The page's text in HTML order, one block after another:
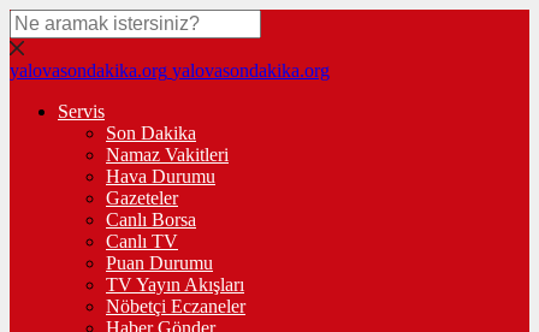
yalovasondakika.org yalovasondakika.org
Servis
Son Dakika
Namaz Vakitleri
Hava Durumu
Gazeteler
Canlı Borsa
Canlı TV
Puan Durumu
TV Yayın Akışları
Nöbetçi Eczaneler
Haber Gönder